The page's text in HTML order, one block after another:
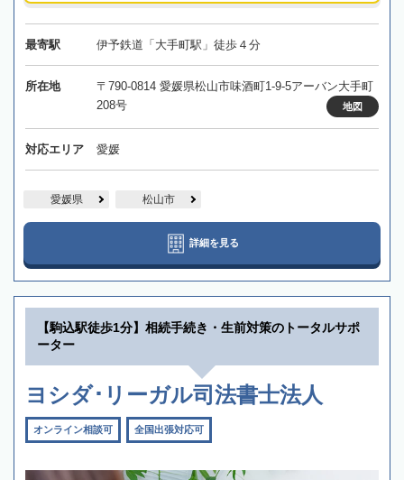
最寄駅 伊予鉄道「大手町駅」徒歩４分
所在地
〒790-0814 愛媛県松山市味酒町1-9-5アーバン大手町
208号
地図
対応エリア 愛媛
愛媛県 松山市
詳細を見る
【駒込駅徒歩1分】相続手続き・生前対策のトータルサポ
ーター
ヨシダ･リーガル司法書士法人
オンライン相談可 全国出張対応可